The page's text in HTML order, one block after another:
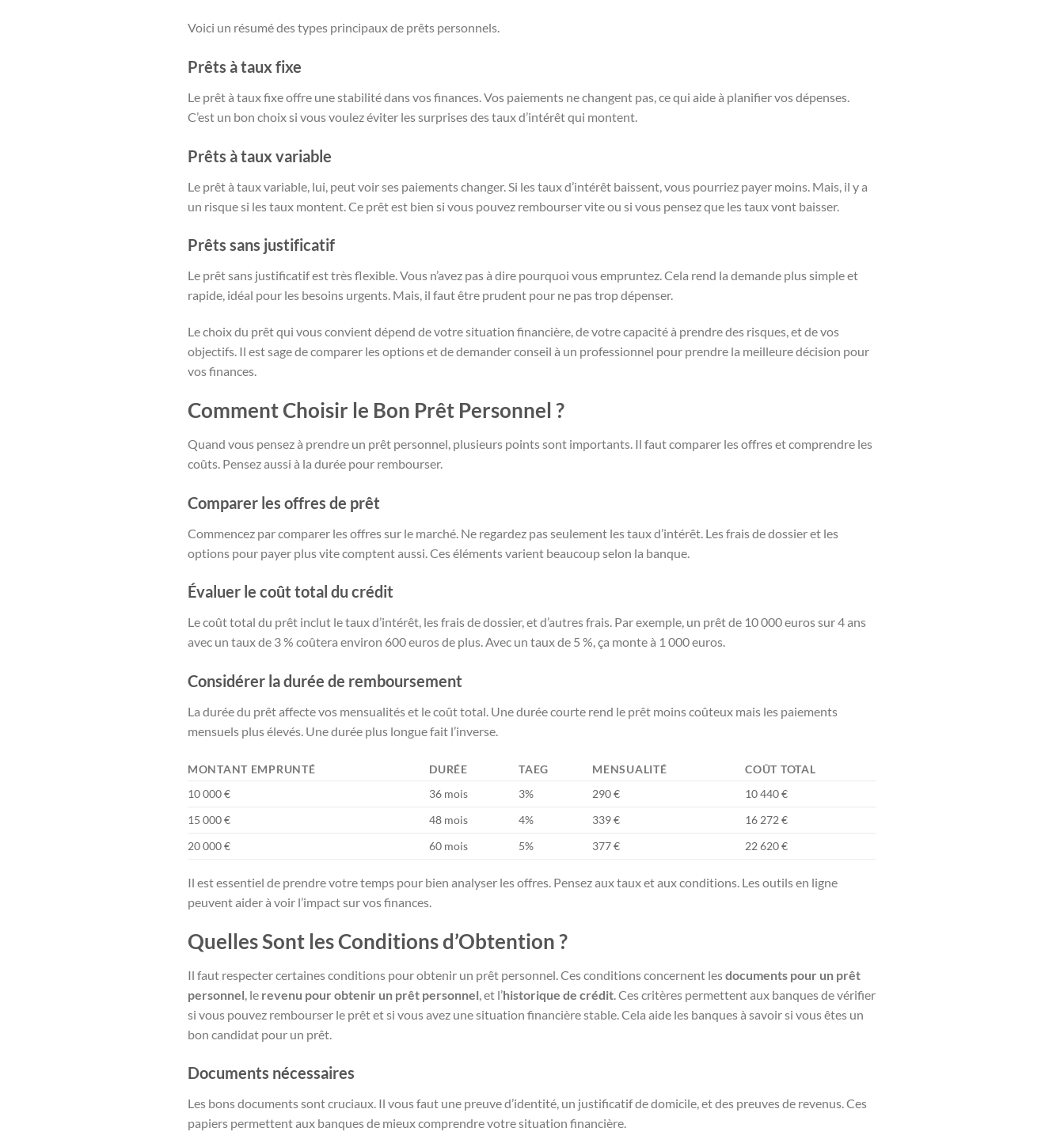
Voici un résumé des types principaux de prêts personnels.
Prêts à taux fixe
Le prêt à taux fixe offre une stabilité dans vos finances. Vos paiements ne changent pas, ce qui aide à planifier vos dépenses.
C’est un bon choix si vous voulez éviter les surprises des taux d’intérêt qui montent.
Prêts à taux variable
Le prêt à taux variable, lui, peut voir ses paiements changer. Si les taux d’intérêt baissent, vous pourriez payer moins. Mais, il y a
un risque si les taux montent. Ce prêt est bien si vous pouvez rembourser vite ou si vous pensez que les taux vont baisser.
Prêts sans justificatif
Le prêt sans justificatif est très flexible. Vous n’avez pas à dire pourquoi vous empruntez. Cela rend la demande plus simple et
rapide, idéal pour les besoins urgents. Mais, il faut être prudent pour ne pas trop dépenser.
Le choix du prêt qui vous convient dépend de votre situation financière, de votre capacité à prendre des risques, et de vos
objectifs. Il est sage de comparer les options et de demander conseil à un professionnel pour prendre la meilleure décision pour
vos finances.
Comment Choisir le Bon Prêt Personnel ?
Quand vous pensez à prendre un prêt personnel, plusieurs points sont importants. Il faut comparer les offres et comprendre les
coûts. Pensez aussi à la durée pour rembourser.
Comparer les offres de prêt
Commencez par comparer les offres sur le marché. Ne regardez pas seulement les taux d’intérêt. Les frais de dossier et les
options pour payer plus vite comptent aussi. Ces éléments varient beaucoup selon la banque.
Évaluer le coût total du crédit
Le coût total du prêt inclut le taux d’intérêt, les frais de dossier, et d’autres frais. Par exemple, un prêt de 10 000 euros sur 4 ans
avec un taux de 3 % coûtera environ 600 euros de plus. Avec un taux de 5 %, ça monte à 1 000 euros.
Considérer la durée de remboursement
La durée du prêt affecte vos mensualités et le coût total. Une durée courte rend le prêt moins coûteux mais les paiements
mensuels plus élevés. Une durée plus longue fait l’inverse.
MONTANT EMPRUNTÉ DURÉE TAEG MENSUALITÉ
COÛT TOTAL
10 000 €
36 mois 3% 290 €
10 440 €
15 000 €
48 mois 4% 339 €
16 272 €
20 000 €
60 mois 5% 377 € 22 620 €
Il est essentiel de prendre votre temps pour bien analyser les offres. Pensez aux taux et aux conditions. Les outils en ligne
peuvent aider à voir l’impact sur vos finances.
Quelles Sont les Conditions d’Obtention ?
Il faut respecter certaines conditions pour obtenir un prêt personnel. Ces conditions concernent lesdocuments pour un prêt
personnel , le revenu pour obtenir un prêt personnel , et l’historique de crédit . Ces critères permettent aux banques de vérifier
si vous pouvez rembourser le prêt et si vous avez une situation financière stable. Cela aide les banques à savoir si vous êtes un
bon candidat pour un prêt.
Documents nécessaires
Les bons documents sont cruciaux. Il vous faut une preuve d’identité, un justificatif de domicile, et des preuves de revenus. Ces
papiers permettent aux banques de mieux comprendre votre situation financière.